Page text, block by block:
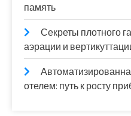
память
Секреты плотного
аэрации и
отелем: путь к росту